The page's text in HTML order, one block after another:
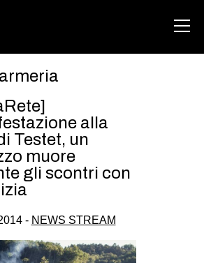
ABOUT
AREA
DEGENERAZIONE
GAZA FREESTYLE
CSOA LAMBRETTA
MSM
alla
Testet, un
muore
gli scontri con
- NEWS STREAM